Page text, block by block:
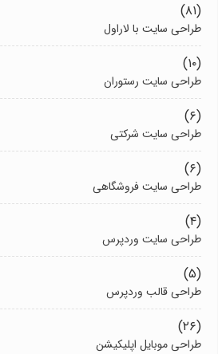
(۸۱)
طراحی سایت با لاراول
(۱۰)
طراحی سایت رستوران
(۶)
طراحی سایت شرکتی
(۶)
طراحی سایت فروشگاهی
(۴)
طراحی سایت وردپرس
(۵)
طراحی قالب وردپرس
(۲۶)
طراحی موبایل اپلیکیشن